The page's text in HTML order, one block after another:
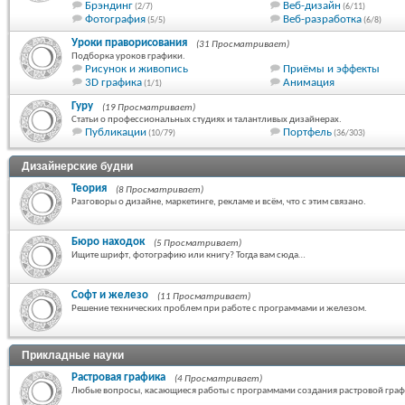
Брэндинг(2/7) Веб-дизайн (6/11)
Фотография(5/5) Веб-разработка(6/8)
Уроки праворисования
(31 Просматривает)
Подборка уроков графики.
Рисунок и живопись
Приёмы и эффекты
3D графика(1/1)
Анимация
Гуру
(19 Просматривает)
Статьи о профессиональных студиях и талантливых дизайнерах.
Публикации(10/79) Портфель(36/303)
Дизайнерские будни
Теория
(8 Просматривает)
Разговоры о дизайне, маркетинге, рекламе и всём, что с этим связано.
Бюро находок
(5 Просматривает)
Ищите шрифт, фотографию или книгу? Тогда вам сюда…
Софт и железо
(11 Просматривает)
Решение технических проблем при работе с программами и железом.
Прикладные науки
Растровая графика
(4 Просматривает)
Любые вопросы, касающиеся работы с программами создания растровой